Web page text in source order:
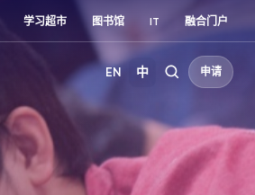
学习超市 图书馆 IT 融合门户
EN 中 申请